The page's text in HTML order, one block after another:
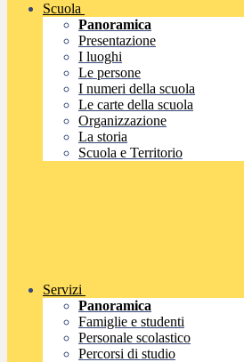
Scuola
Panoramica
Presentazione
I luoghi
Le persone
I numeri della scuola
Le carte della scuola
Organizzazione
La storia
Scuola e Territorio
Servizi
Panoramica
Famiglie e studenti
Personale scolastico
Percorsi di studio